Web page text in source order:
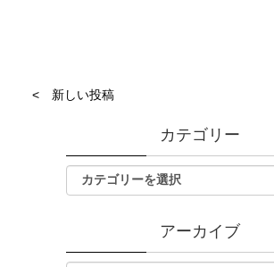
< 新しい投稿
カテゴリー
アーカイブ